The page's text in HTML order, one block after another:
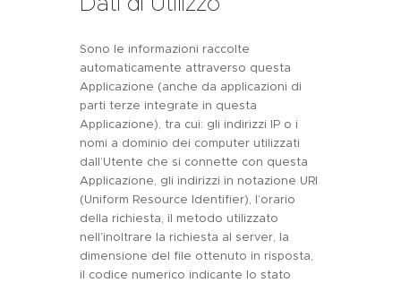
Sono le informazioni raccolte
automaticamente attraverso questa
Applicazione (anche da applicazioni di
parti terze integrate in questa
Applicazione), tra cui: gli indirizzi IP o i
nomi a dominio dei computer utilizzati
dall’Utente che si connette con questa
Applicazione, gli indirizzi in notazione URI
(Uniform Resource Identifier), l’orario
della richiesta, il metodo utilizzato
nell’inoltrare la richiesta al server, la
dimensione del file ottenuto in risposta,
il codice numerico indicante lo stato